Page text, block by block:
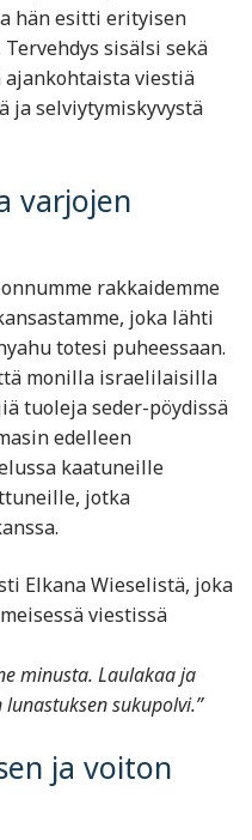
hän esitti erityisen
sisälsi sekä
viestiä
ja selviytymiskyvystä
varjojen
rakkaidemme
joka lähti
totesi puheessaan.
monilla israelilaisilla
tuoleja seder-pöydissä
edelleen
kaatuneille
jotka
Elkana Wieselistä, joka
viestissä
minusta. Laulakaa ja
sukupolvi.”
ja voiton